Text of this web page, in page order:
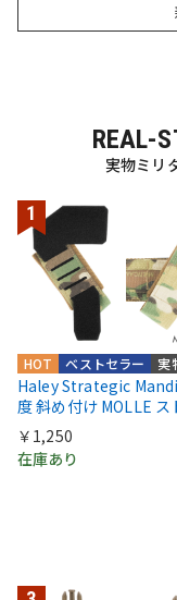
REAL-
実物ミリ
実
ベストセラー
HOT
Haley Strategic
度 斜め付け MOLLE ス
￥1,250
在庫あり